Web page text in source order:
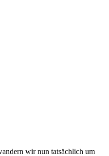
wir nun tatsächlich um